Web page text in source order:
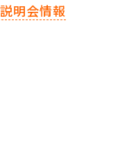
明会情報